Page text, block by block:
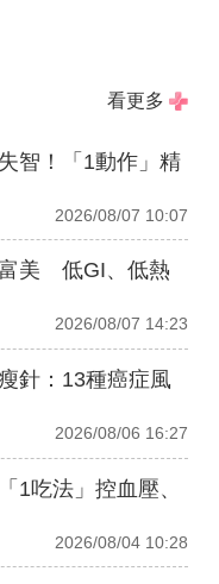
看更多
智！「1動作」精
2026/08/07 10:07
美 低GI、低熱
2026/08/07 14:23
針：13種癌症風
2026/08/06 16:27
1吃法」控血壓、
2026/08/04 10:28